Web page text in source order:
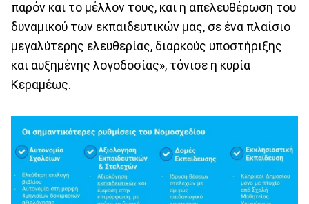
παρόν και το μέλλον τους, και η απελευθέρωση του
δυναμικού των εκπαιδευτικών μας, σε ένα πλαίσιο
μεγαλύτερης ελευθερίας, διαρκούς υποστήριξης
και αυξημένης λογοδοσίας», τόνισε η κυρία
Κεραμέως.